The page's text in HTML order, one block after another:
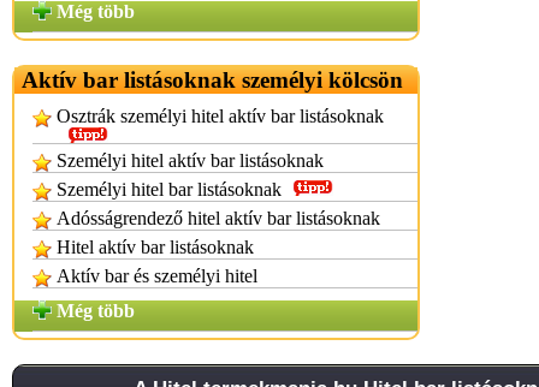
Még több
Aktív bar listásoknak személyi kölcsön
Osztrák személyi hitel aktív bar listásoknak
Személyi hitel aktív bar listásoknak
Személyi hitel bar listásoknak
Adósságrendező hitel aktív bar listásoknak
Hitel aktív bar listásoknak
Aktív bar és személyi hitel
Még több